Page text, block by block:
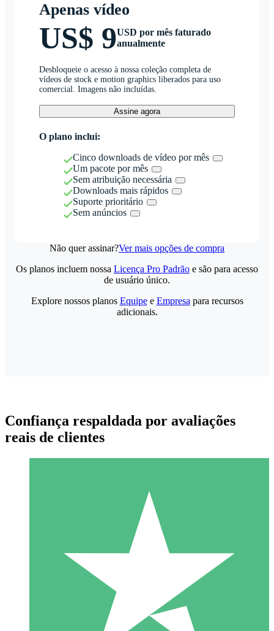
Apenas vídeo
US$ 9USD por mês faturado
anualmente
Desbloqueie o acesso à nossa coleção completa de
vídeos de stock e motion graphics liberados para uso
comercial. Imagens não incluídas.
Assine agora
O plano inclui:
Cinco downloads de vídeo por mês
Um pacote por mês
Sem atribuição necessária
Downloads mais rápidos
Suporte prioritário
Sem anúncios
Não quer assinar?Ver mais opções de compra
Pacotes de Créditos Individuais
Pague conforme o uso com créditos de download. Sem
1000
Os planos incluem nossa Licença Pro Padrão e são para acesso
de usuário único.
Explore nossos planos Equipee Empresa para recursos
adicionais.
Confiança respaldada por avaliações
reais de clientes